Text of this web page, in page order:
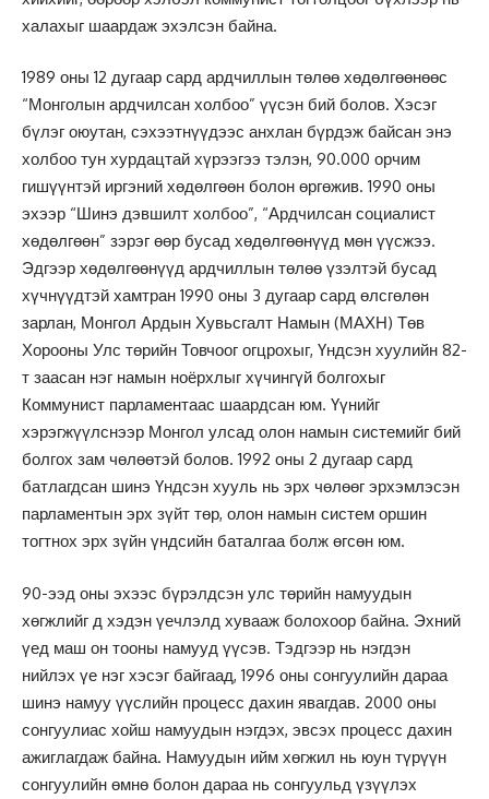
халахыг шаардаж эхэлсэн байна.
1989 оны 12 дугаар сард ардчиллын төлөө хөдөлгөөнөөс
“Монголын ардчилсан холбоо” үүсэн бий болов. Хэсэг
бүлэг оюутан, сэхээтнүүдээс анхлан бүрдэж байсан энэ
холбоо тун хурдацтай хүрээгээ тэлэн, 90.000 орчим
гишүүнтэй иргэний хөдөлгөөн болон өргөжив. 1990 оны
эхээр “Шинэ дэвшилт холбоо”, “Ардчилсан социалист
хөдөлгөөн” зэрэг өөр бусад хөдөлгөөнүүд мөн үүсжээ.
Эдгээр хөдөлгөөнүүд ардчиллын төлөө үзэлтэй бусад
хүчнүүдтэй хамтран 1990 оны 3 дугаар сард өлсгөлөн
зарлан, Монгол Ардын Хувьсгалт Намын (МАХН) Төв
Хорооны Улс төрийн Товчоог огцрохыг, Үндсэн хуулийн 82-
т заасан нэг намын ноёрхлыг хүчингүй болгохыг
Коммунист парламентаас шаардсан юм. Үүнийг
хэрэгжүүлснээр Монгол улсад олон намын системийг бий
болгох зам чөлөөтэй болов. 1992 оны 2 дугаар сард
батлагдсан шинэ Үндсэн хууль нь эрх чөлөөг эрхэмлэсэн
парламентын эрх зүйт төр, олон намын систем оршин
тогтнох эрх зүйн үндсийн баталгаа болж өгсөн юм.
90-ээд оны эхээс бүрэлдсэн улс төрийн намуудын
хөгжлийг д хэдэн үечлэлд хувааж болохоор байна. Эхний
үед маш он тооны намууд үүсэв. Тэдгээр нь нэгдэн
нийлэх үе нэг хэсэг байгаад, 1996 оны сонгуулийн дараа
шинэ намуу үүслийн процесс дахин явагдав. 2000 оны
сонгуулиас хойш намуудын нэгдэх, эвсэх процесс дахин
ажиглагдаж байна. Намуудын ийм хөгжил нь юун түрүүн
сонгуулийн өмнө болон дараа нь сонгуульд үзүүлэх